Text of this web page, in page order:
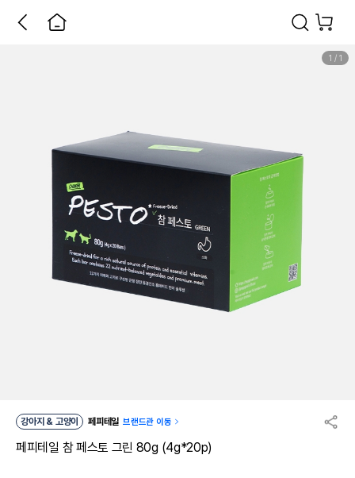
1 / 1
강아지 & 고양이 페피테일 브랜드관 이동
페피테일 참 페스토 그린 80g (4g*20p)